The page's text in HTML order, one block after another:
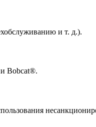
и т. д.).
Bobcat®.